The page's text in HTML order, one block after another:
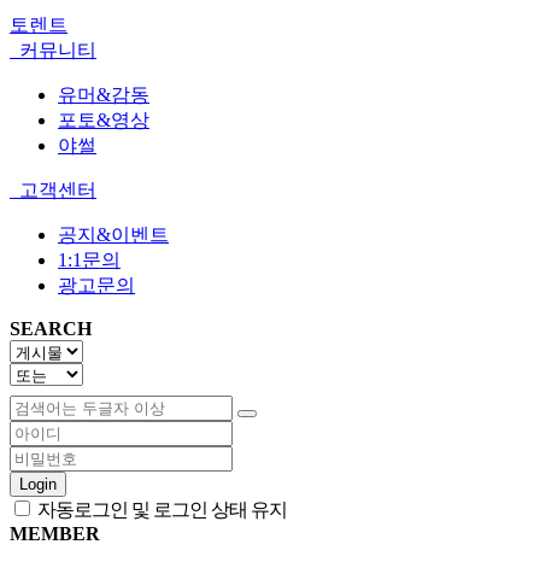
토렌트
커뮤니티
유머&감동
포토&영상
야썰
고객센터
공지&이벤트
1:1문의
광고문의
SEARCH
Login
자동로그인 및 로그인 상태 유지
MEMBER